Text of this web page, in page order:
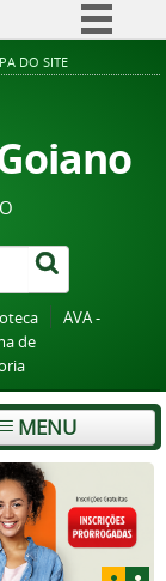
DO SITE
AVA -
de
MENU